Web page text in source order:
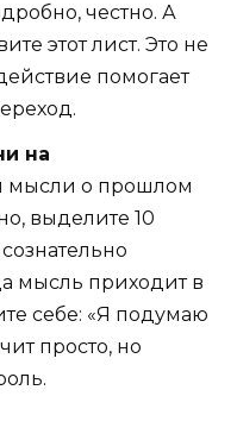
честно. А
этот лист. Это не
помогает
на
мысли о прошлом
выделите 10
мысль приходит в
себе: «Я подумаю
просто, но